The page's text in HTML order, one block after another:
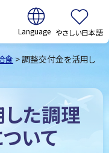
翻訳:
やさしい日本語
食 > 調整交付金を活用し
た調理
いて